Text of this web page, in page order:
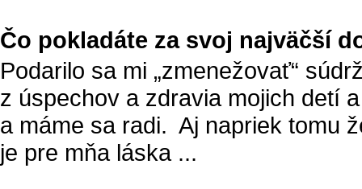
Čo pokladáte za svoj najväčší
Podarilo sa mi „zmenežovať“
z úspechov a zdravia mojich detí
a máme sa radi. Aj napriek tomu
je pre mňa láska ...